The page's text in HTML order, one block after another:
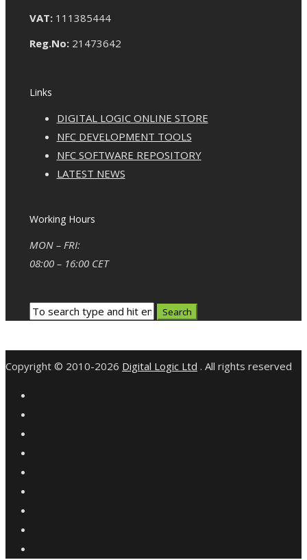
VAT:111385444
Reg.No:21473642
Links
DIGITAL LOGIC ONLINE STORE
NFC DEVELOPMENT TOOLS
NFC SOFTWARE REPOSITORY
LATEST NEWS
Working Hours
MON – FRI:
08:00 – 16:00 CET
Copyright © 2010-2026 Digital Logic Ltd . All rights reserved